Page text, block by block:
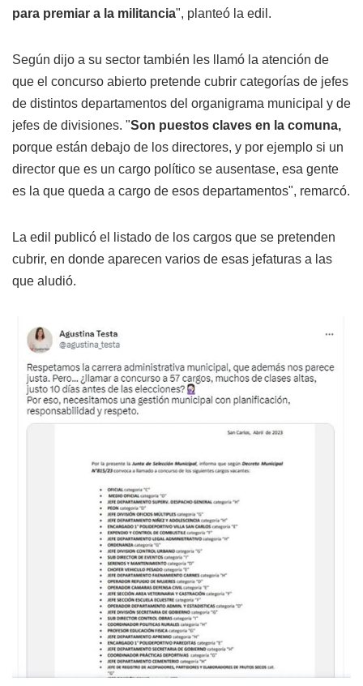
para premiar a la militancia", planteó la edil.
Según dijo a su sector también les llamó la atención de
que el concurso abierto pretende cubrir categorías de jefes
de distintos departamentos del organigrama municipal y de
jefes de divisiones. "Son puestos claves en la comuna,
porque están debajo de los directores, y por ejemplo si un
director que es un cargo político se ausentase, esa gente
es la que queda a cargo de esos departamentos", remarcó.
La edil publicó el listado de los cargos que se pretenden
cubrir, en donde aparecen varios de esas jefaturas a las
que aludió.